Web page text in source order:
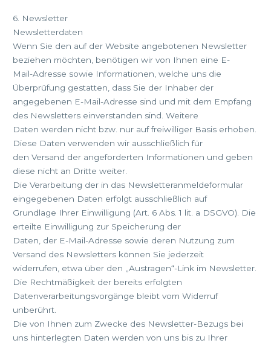
6. Newsletter
Newsletterdaten
Wenn Sie den auf der Website angebotenen Newsletter
beziehen möchten, benötigen wir von Ihnen eine E-
Mail-Adresse sowie Informationen, welche uns die
Überprüfung gestatten, dass Sie der Inhaber der
angegebenen E-Mail-Adresse sind und mit dem Empfang
des Newsletters einverstanden sind. Weitere
Daten werden nicht bzw. nur auf freiwilliger Basis erhoben.
Diese Daten verwenden wir ausschließlich für
den Versand der angeforderten Informationen und geben
diese nicht an Dritte weiter.
Die Verarbeitung der in das Newsletteranmeldeformular
eingegebenen Daten erfolgt ausschließlich auf
Grundlage Ihrer Einwilligung (Art. 6 Abs. 1 lit. a DSGVO). Die
erteilte Einwilligung zur Speicherung der
Daten, der E-Mail-Adresse sowie deren Nutzung zum
Versand des Newsletters können Sie jederzeit
widerrufen, etwa über den „Austragen“-Link im Newsletter.
Die Rechtmäßigkeit der bereits erfolgten
Datenverarbeitungsvorgänge bleibt vom Widerruf
unberührt.
Die von Ihnen zum Zwecke des Newsletter-Bezugs bei
uns hinterlegten Daten werden von uns bis zu Ihrer